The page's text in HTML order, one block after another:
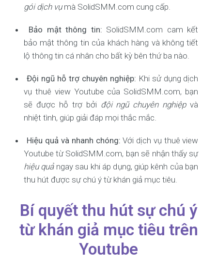
gói dịch vụmà SolidSMM.com cung cấp.
Bảo mật thông tin: SolidSMM.com cam kết
bảo mật thông tin của khách hàng và không tiết
lộ thông tin cá nhân cho bất kỳ bên thứ ba nào.
Đội ngũ hỗ trợ chuyên nghiệp: Khi sử dụng dịch
vụ thuê view Youtube của SolidSMM.com, bạn
sẽ được hỗ trợ bởi đội ngũ chuyên nghiệpvà
nhiệt tình, giúp giải đáp mọi thắc mắc.
Hiệu quả và nhanh chóng: Với dịch vụ thuê view
Youtube từ SolidSMM.com, bạn sẽ nhận thấy sự
hiệu quảngay sau khi áp dụng, giúp kênh của bạn
thu hút được sự chú ý từ khán giả mục tiêu.
Bí quyết thu hút sự chú ý
từ khán giả mục tiêu trên
Youtube